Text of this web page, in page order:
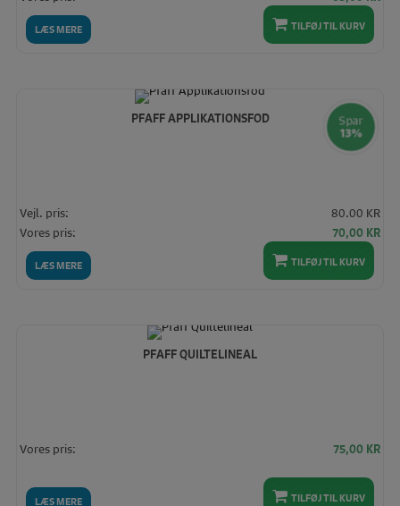
LÆS MERE
oprindelige
pris
var:
TILFØJ TIL KURV
Spar
13%
PFAFF APPLIKATIONSFOD
LÆS MERE
Vejl. pris:
80.00 KR
Vores pris:
Den
oprindelige
pris
var:
70,00 KRDen
TILFØJ TIL KURV
PFAFF QUILTELINEAL
LÆS MERE
Vores pris: 75,00 KR
TILFØJ TIL KURV